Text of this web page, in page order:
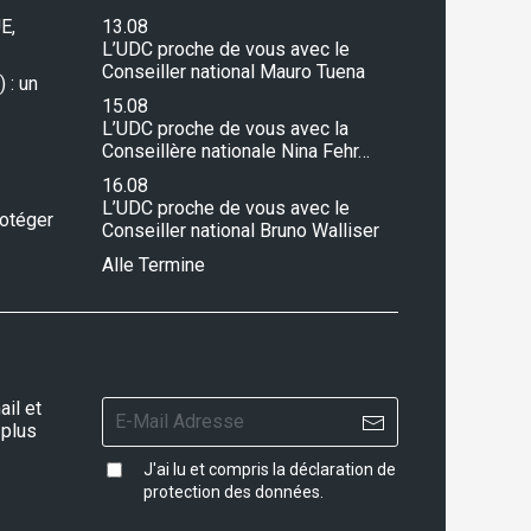
: un
13.08
L’UDC proche de vous avec le
Conseiller national Mauro Tuena
15.08
L’UDC proche de vous avec la
Conseillère nationale Nina Fehr…
16.08
L’UDC proche de vous avec le
Conseiller national Bruno Walliser
Alle Termine
et
J'ai lu et compris ladéclaration de
protection des données.